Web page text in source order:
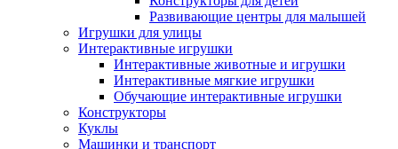
Развивающие центры для малышей
Игрушки для улицы
Интерактивные игрушки
Интерактивные животные и игрушки
Интерактивные мягкие игрушки
Обучающие интерактивные игрушки
Конструкторы
Куклы
Машинки и транспорт